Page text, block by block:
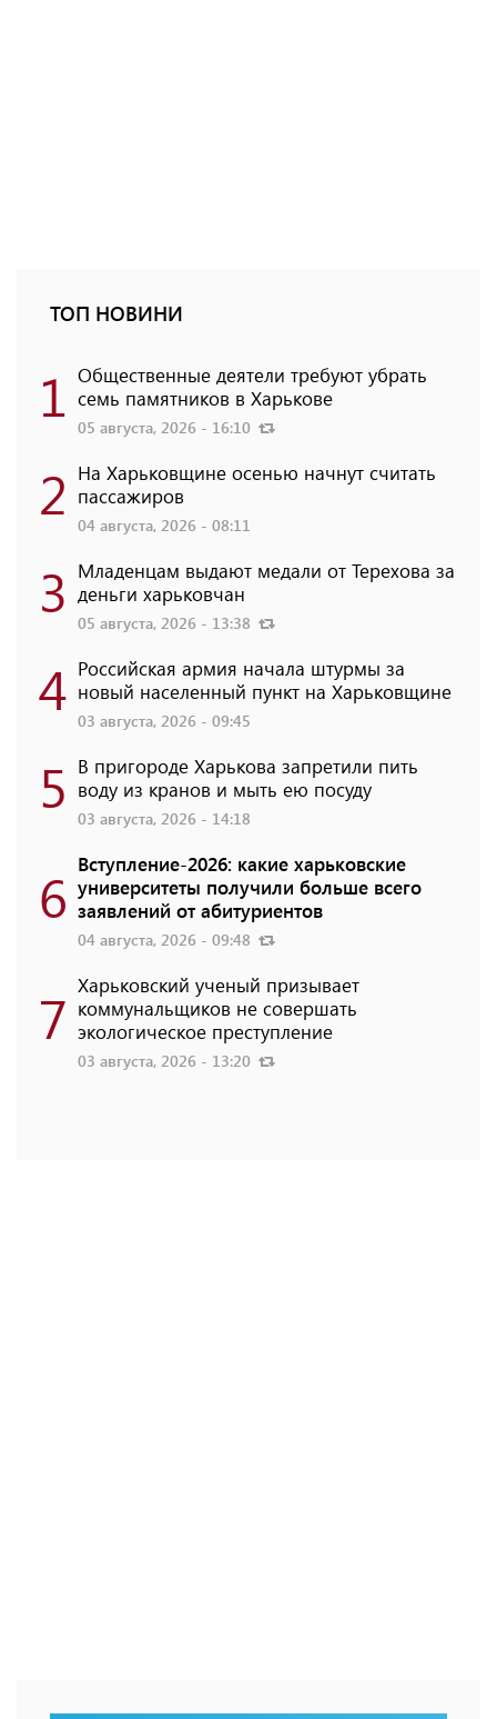
ТОП НОВИНИ
1 Общественные деятели требуют убрать
семь памятников в Харькове
05 августа, 2026 - 16:10
2 На Харьковщине осенью начнут считать
пассажиров
04 августа, 2026 - 08:11
3 Младенцам выдают медали от Терехова за
деньги харьковчан
05 августа, 2026 - 13:38
4 Российская армия начала штурмы за
новый населенный пункт на Харьковщине
03 августа, 2026 - 09:45
5 В пригороде Харькова запретили пить
воду из кранов и мыть ею посуду
03 августа, 2026 - 14:18
6 Вступление-2026: какие харьковские
университеты получили больше всего
заявлений от абитуриентов
04 августа, 2026 - 09:48
7 Харьковский ученый призывает
коммунальщиков не совершать
экологическое преступление
03 августа, 2026 - 13:20